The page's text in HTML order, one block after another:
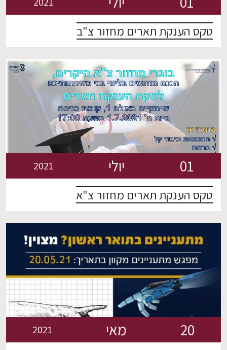
טקס הענקת תארים מחזור צ"ב
01 יולי 2021
טקס הענקת תארים מחזור צ"א
20 מאי 2021